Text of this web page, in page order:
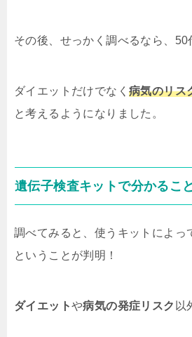
その後、せっかく調べるなら、50
ダイエットだけでなく 病気のリス
と考えるようになりました。
遺伝子検査キットで分かること
調べてみると、使うキットによっ
ということが判明！
ダイエットや病気の発症リスク 以